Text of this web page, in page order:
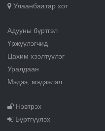
Улаанбаатар хот
Адууны бүртгэл
Үржүүлэгчид
Цахим хээлтүүлэг
Уралдаан
Мэдээ, мэдээлэл
Нэвтрэх
Бүртгүүлэх